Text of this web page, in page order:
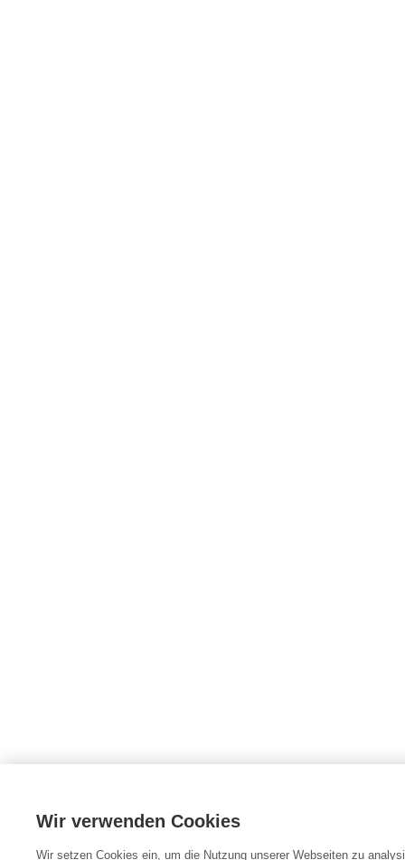
Wir verwenden Cookies
Wir setzen Cookies ein, um die Nutzung unserer Webseiten zu